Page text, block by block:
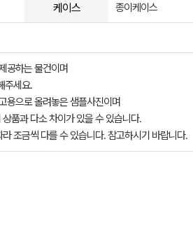
케이스 종이케이스
공하는 물건이며
주세요.
용으로 올려놓은 샘플사진이며
품과 다소 차이가 있을 수 있습니다.
조금씩 다를 수 있습니다. 참고하시기 바랍니다.